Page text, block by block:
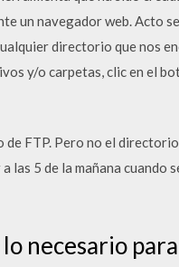
un navegador web. Acto
directorio que nos
y/o carpetas, clic en el
FTP. Pero no el
las 5 de la mañana cuando
necesario